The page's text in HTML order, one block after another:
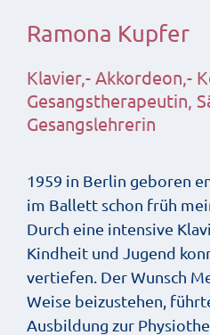
Ramona Kupfer
Klavier,- Akkordeon,-
Gesangstherapeutin,
Gesangslehrerin
1959 in Berlin geboren
im Ballett schon früh
Durch eine intensive
Kindheit und Jugend
vertiefen. Der Wunsch
Weise beizustehen,
Ausbildung zur